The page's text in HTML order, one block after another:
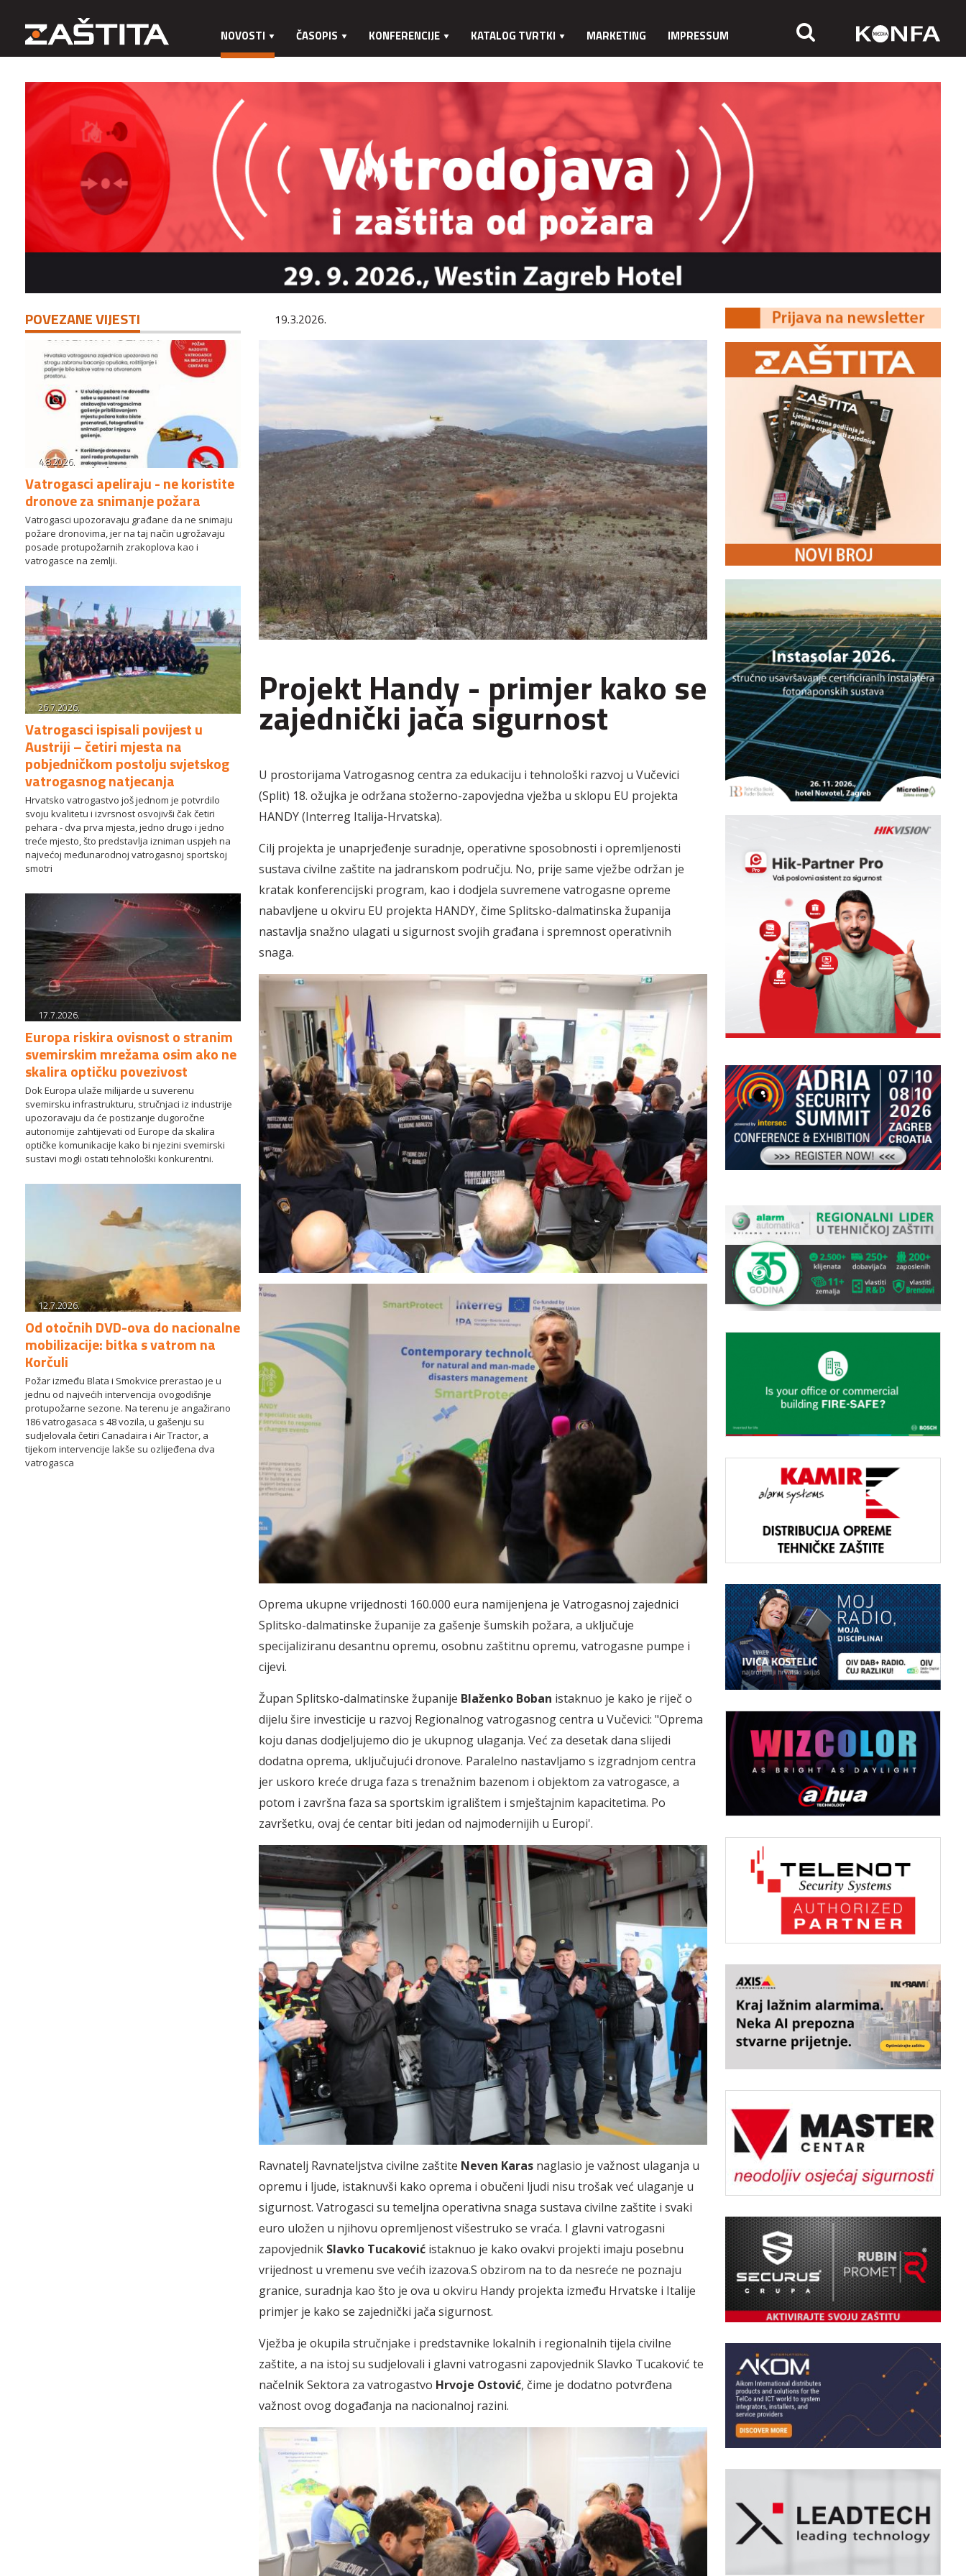
NOVOSTI ČASOPIS KONFERENCIJE KATALOG TVRTKI MARKETING IMPRESSUM
POVEZANE VIJESTI
4.8.2026.
Vatrogasci apeliraju - ne koristite
dronove za snimanje požara
Vatrogasci upozoravaju građane da ne snimaju
požare dronovima, jer na taj način ugrožavaju
posade protupožarnih zrakoplova kao i
vatrogasce na zemlji.
26.7.2026.
Vatrogasci ispisali povijest u
Austriji – četiri mjesta na
pobjedničkom postolju svjetskog
vatrogasnog natjecanja
Hrvatsko vatrogastvo još jednom je potvrdilo
svoju kvalitetu i izvrsnost osvojivši čak četiri
pehara - dva prva mjesta, jedno drugo i jedno
treće mjesto, što predstavlja izniman uspjeh na
najvećoj međunarodnoj vatrogasnoj sportskoj
smotri
17.7.2026.
Europa riskira ovisnost o stranim
svemirskim mrežama osim ako ne
skalira optičku povezivost
Dok Europa ulaže milijarde u suverenu
svemirsku infrastrukturu, stručnjaci iz industrije
upozoravaju da će postizanje dugoročne
autonomije zahtijevati od Europe da skalira
optičke komunikacije kako bi njezini svemirski
sustavi mogli ostati tehnološki konkurentni.
12.7.2026.
Od otočnih DVD-ova do nacionalne
mobilizacije: bitka s vatrom na
Korčuli
Požar između Blata i Smokvice prerastao je u
jednu od najvećih intervencija ovogodišnje
protupožarne sezone. Na terenu je angažirano
186 vatrogasaca s 48 vozila, u gašenju su
sudjelovala četiri Canadaira i Air Tractor, a
tijekom intervencije lakše su ozlijeđena dva
vatrogasca
19.3.2026.
Projekt Handy - primjer kako se
zajednički jača sigurnost
U prostorijama Vatrogasnog centra za edukaciju i tehnološki razvoj u Vučevici
(Split) 18. ožujka je održana stožerno-zapovjedna vježba u sklopu EU projekta
HANDY (Interreg Italija-Hrvatska).
Cilj projekta je unaprjeđenje suradnje, operativne sposobnosti i opremljenosti
sustava civilne zaštite na jadranskom području. No, prije same vježbe održan je
kratak konferencijski program, kao i dodjela suvremene vatrogasne opreme
nabavljene u okviru EU projekta HANDY, čime Splitsko-dalmatinska županija
nastavlja snažno ulagati u sigurnost svojih građana i spremnost operativnih
snaga.
Oprema ukupne vrijednosti 160.000 eura namijenjena je Vatrogasnoj zajednici
Splitsko-dalmatinske županije za gašenje šumskih požara, a uključuje
specijaliziranu desantnu opremu, osobnu zaštitnu opremu, vatrogasne pumpe i
cijevi.
Župan Splitsko-dalmatinske županije Blaženko Boban istaknuo je kako je riječ o
dijelu šire investicije u razvoj Regionalnog vatrogasnog centra u Vučevici: "Oprema
koju danas dodjeljujemo dio je ukupnog ulaganja. Već za desetak dana slijedi
dodatna oprema, uključujući dronove. Paralelno nastavljamo s izgradnjom centra
jer uskoro kreće druga faza s trenažnim bazenom i objektom za vatrogasce, a
potom i završna faza sa sportskim igralištem i smještajnim kapacitetima. Po
završetku, ovaj će centar biti jedan od najmodernijih u Europi'.
Ravnatelj Ravnateljstva civilne zaštite Neven Karas naglasio je važnost ulaganja u
opremu i ljude, istaknuvši kako oprema i obučeni ljudi nisu trošak već ulaganje u
sigurnost. Vatrogasci su temeljna operativna snaga sustava civilne zaštite i svaki
euro uložen u njihovu opremljenost višestruko se vraća. I glavni vatrogasni
zapovjednik Slavko Tucaković istaknuo je kako ovakvi projekti imaju posebnu
vrijednost u vremenu sve većih izazova.S obzirom na to da nesreće ne poznaju
granice, suradnja kao što je ova u okviru Handy projekta između Hrvatske i Italije
primjer je kako se zajednički jača sigurnost.
Vježba je okupila stručnjake i predstavnike lokalnih i regionalnih tijela civilne
zaštite, a na istoj su sudjelovali i glavni vatrogasni zapovjednik Slavko Tucaković te
načelnik Sektora za vatrogastvo Hrvoje Ostović, čime je dodatno potvrđena
važnost ovog događanja na nacionalnoj razini.